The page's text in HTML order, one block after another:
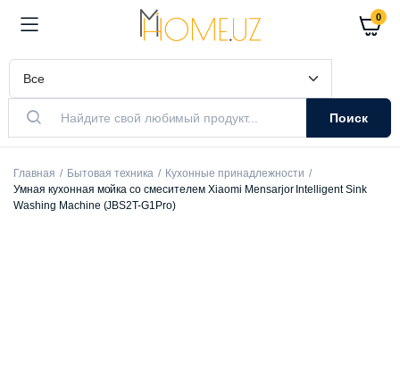
0
Поиск
Главная Бытовая техника
Кухонные принадлежности
Умная кухонная мойка со смесителем Xiaomi Mensarjor Intelligent Sink
Washing Machine (JBS2T-G1Pro)